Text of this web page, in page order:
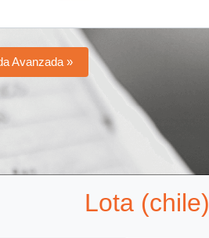
Avanzada »
Lota (chile)